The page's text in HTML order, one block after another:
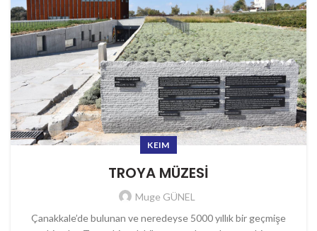
KEIM
TROYA MÜZESİ
Muge GÜNEL
Çanakkale’de bulunan ve neredeyse 5000 yıllık bir geçmişe